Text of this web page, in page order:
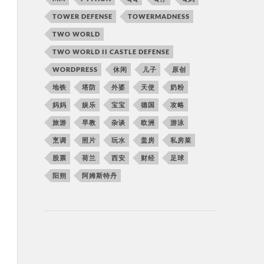
TOWER DEFENSE TOWERMADNESS
TWO WORLD
TWO WORLD II CASTLE DEFENSE
WORDPRESS 休闲 儿子 原创
地铁 塔防 外婆 天使 奶粉
妈妈 娱乐 宝宝 德国 攻略
旅游 早教 杂谈 欧洲 游泳
烹调 照片 玩水 盖房 私房菜
股票 荷兰 西安 财经 足球
阳朔 阿姆斯特丹